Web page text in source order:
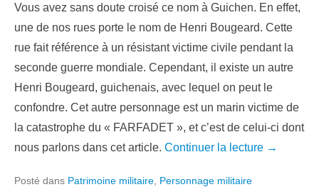
Vous avez sans doute croisé ce nom à Guichen. En effet,
une de nos rues porte le nom de Henri Bougeard. Cette
rue fait référence à un résistant victime civile pendant la
seconde guerre mondiale. Cependant, il existe un autre
Henri Bougeard, guichenais, avec lequel on peut le
confondre. Cet autre personnage est un marin victime de
la catastrophe du « FARFADET », et c’est de celui-ci dont
nous parlons dans cet article. Continuer la lecture →
Posté dans Patrimoine militaire Personnage militaire